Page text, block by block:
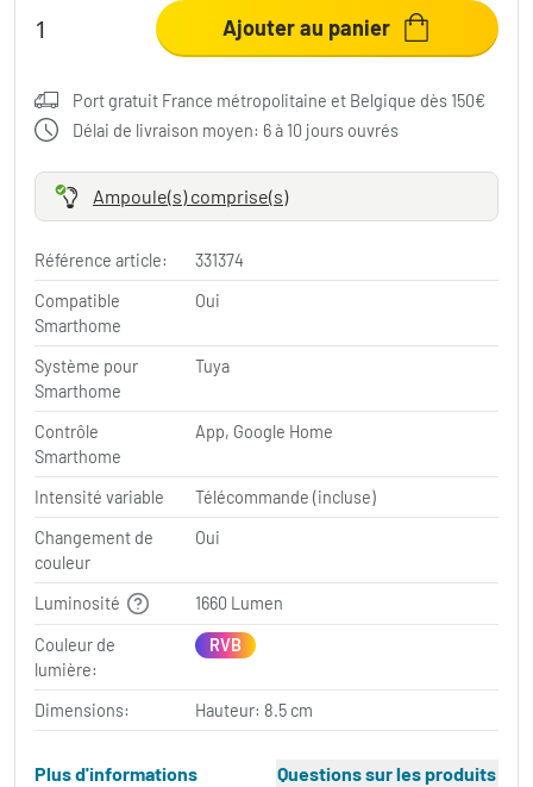
Ajouter au panier
Port gratuit France métropolitaine et Belgique dès 150€
Délai de livraison moyen: 6 à 10 jours ouvrés
Ampoule(s) comprise(s)
Référence article:
331374
Compatible
Smarthome
Oui
Système pour
Smarthome
Tuya
Contrôle
Smarthome
App, Google Home
Intensité variable
Télécommande (incluse)
Changement de
couleur
Oui
Luminosité 1660 Lumen
Couleur de
lumière:
RVB
Dimensions: Hauteur: 8.5 cm
Plus d'informations
Questions sur les produits